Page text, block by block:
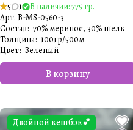
5 1
В наличии: 775 гр.
Арт. B-MS-0560-3
В корзину
Состав: 70% меринос, 30% шелк
Толщина: 100гр/500м
Цвет: Зеленый
Двойной кешбэк💕